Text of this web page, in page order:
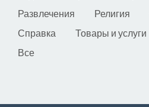
Развлечения
Религия
Справка
Товары и услуги
Все